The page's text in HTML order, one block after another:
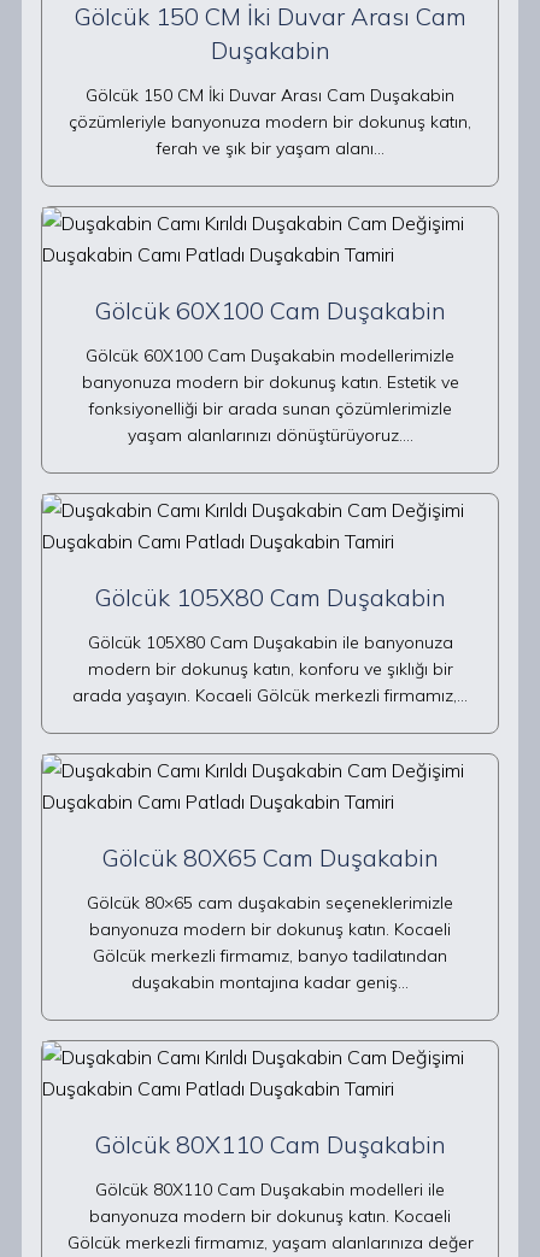
Gölcük 150 CM İki Duvar Arası Cam
Duşakabin
Gölcük 150 CM İki Duvar Arası Cam Duşakabin
çözümleriyle banyonuza modern bir dokunuş katın,
ferah ve şık bir yaşam alanı…
Gölcük 60X100 Cam Duşakabin
Gölcük 60X100 Cam Duşakabin modellerimizle
banyonuza modern bir dokunuş katın. Estetik ve
fonksiyonelliği bir arada sunan çözümlerimizle
yaşam alanlarınızı dönüştürüyoruz.…
Gölcük 105X80 Cam Duşakabin
Gölcük 105X80 Cam Duşakabin ile banyonuza
modern bir dokunuş katın, konforu ve şıklığı bir
arada yaşayın. Kocaeli Gölcük merkezli firmamız,…
Gölcük 80X65 Cam Duşakabin
Gölcük 80×65 cam duşakabin seçeneklerimizle
banyonuza modern bir dokunuş katın. Kocaeli
Gölcük merkezli firmamız, banyo tadilatından
duşakabin montajına kadar geniş…
Gölcük 80X110 Cam Duşakabin
Gölcük 80X110 Cam Duşakabin modelleri ile
banyonuza modern bir dokunuş katın. Kocaeli
Gölcük merkezli firmamız, yaşam alanlarınıza değer